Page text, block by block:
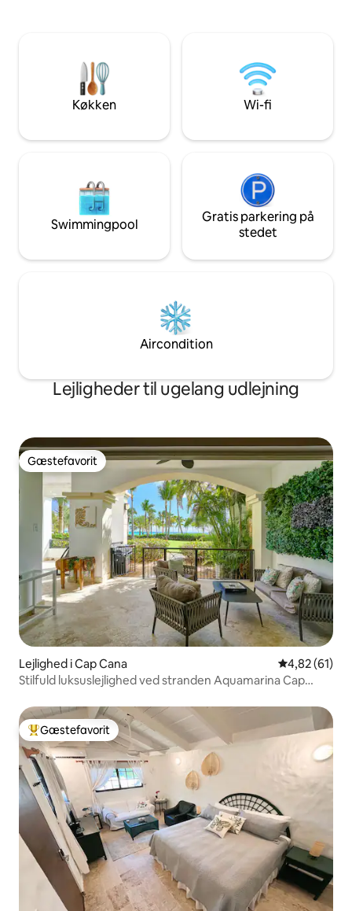
USD pr. gæst/nat for gæster på 13 år
eller derover er IKKE inkluderet og skal
betales til resortet ved indtjekning.
en destination,
minutter fra La
der nyder sejlads
Hvor luksus
Køkken Wi-fi
Swimmingpool
Gratis parkering på
stedet
Aircondition
Lejligheder til ugelang udlejning
Gæstefavorit
Gæstefavorit
Lejlighed i Cap Cana 4,82 ud af 5
4,82 (61)
Stilfuld luksuslejlighed ved stranden Aquamarina Cap
Bedste gæstefavorit
Gæstefavorit